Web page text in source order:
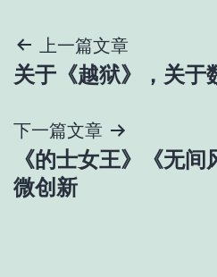
文
章
导
航
上一篇文章
关于《越狱》，关于
下一篇文章
《的士女王》《无
微创新